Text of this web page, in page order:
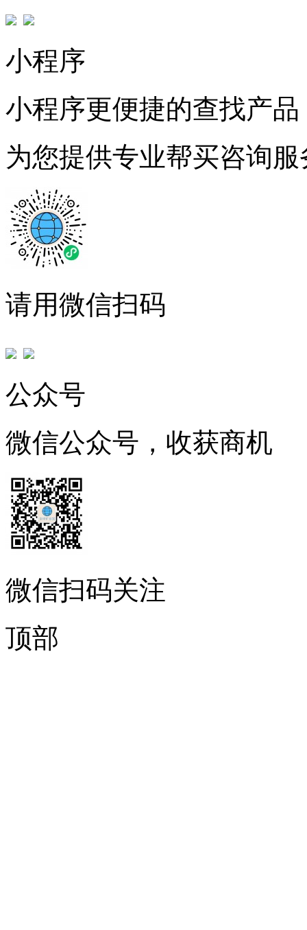
小程序
小程序更便捷的查找产品
为您提供专业帮买咨询服
请用微信扫码
公众号
微信公众号，收获商机
微信扫码关注
顶部